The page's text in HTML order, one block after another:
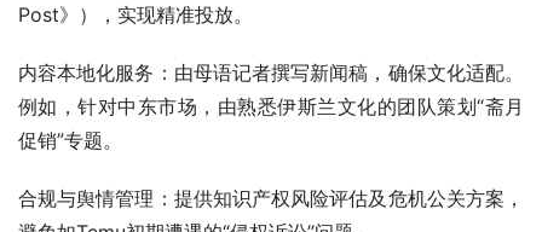
Post》），实现精准投放。
内容本地化服务：由母语记者撰写新闻稿，确保文化适配。
例如，针对中东市场，由熟悉伊斯兰文化的团队策划“斋月
促销”专题。
合规与舆情管理：提供知识产权风险评估及危机公关方案，